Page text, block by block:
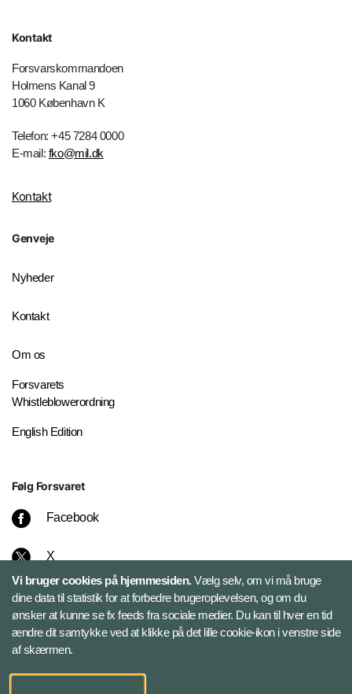
Kontakt
Forsvarskommandoen
Holmens Kanal 9
1060 København K
Telefon: +45 7284 0000
E-mail: fko@mil.dk
Kontakt
Genveje
Nyheder
Kontakt
Om os
Forsvarets
Whistleblowerordning
English Edition
Følg Forsvaret
Facebook
X
Instagram
Bluesky
LinkedIn
Vi bruger cookies på hjemmesiden.Vælg selv, om vi må bruge
dine data til statistik for at forbedre brugeroplevelsen, og om du
ønsker at kunne se fx feeds fra sociale medier. Du kan til hver en tid
ændre dit samtykke ved at klikke på det lille cookie-ikon i venstre side
af skærmen.